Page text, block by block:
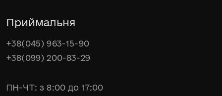
Приймальня
+38(045) 963-15-90
+38(099) 200-83-29
ПН-ЧТ: з 8:00 до 17:00